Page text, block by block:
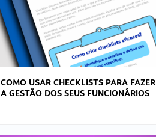
COMO USAR CHECKLISTS PARA FAZER
A GESTÃO DOS SEUS FUNCIONÁRIOS